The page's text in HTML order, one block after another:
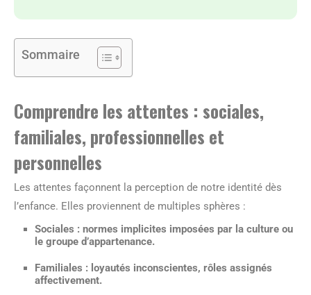
Sommaire
Comprendre les attentes : sociales,
familiales, professionnelles et
personnelles
Les attentes façonnent la perception de notre identité dès
l’enfance. Elles proviennent de multiples sphères :
Sociales : normes implicites imposées par la culture ou
le groupe d’appartenance.
Familiales : loyautés inconscientes, rôles assignés
affectivement.